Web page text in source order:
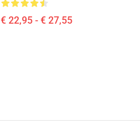
€ 22,95 - € 27,55